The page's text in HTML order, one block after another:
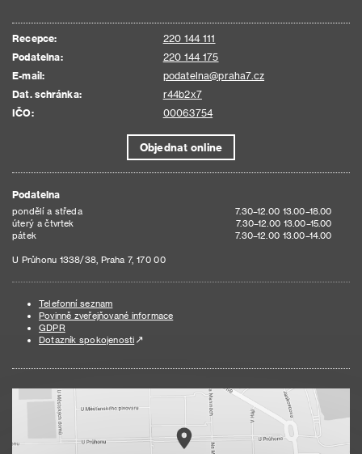
Recepce:
220 144 111
Podatelna:
220 144 175
E-mail:
podatelna@praha7.cz
Dat. schránka:
r44b2x7
IČO:
00063754
Objednat online
Podatelna
pondělí a středa
7.30–12.00 13.00–18.00
úterý a čtvrtek
7.30–12.00 13.00–15.00
pátek
7.30–12.00 13.00–14.00
U Průhonu 1338/38, Praha 7, 170 00
Telefonní seznam
Povinně zveřejňované informace
GDPR
Dotazník spokojenosti